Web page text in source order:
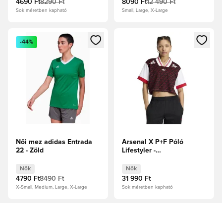
4690 Ft8290 Ft
Sok méretben kapható
8090 Ft12 490 Ft
Small, Large, X-Large
Megnyit egy modált a bejelentkezéshez vagy a tagként
-44%
Női mez adidas Entrada
22 - Zöld
Nők
4790 Ft8490 Ft
X-Small, Medium, Large, X-Large
Megnyit egy modált a
Arsenal X P+F Póló
Lifestyler -
Női
Nők
31 990 Ft
Sok méretben kapható